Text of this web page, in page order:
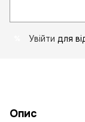
Увійти для
Опис